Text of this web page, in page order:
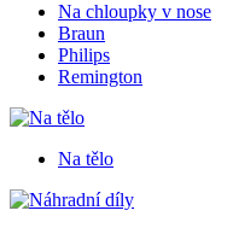
Na chloupky v nose
Braun
Philips
Remington
Na tělo